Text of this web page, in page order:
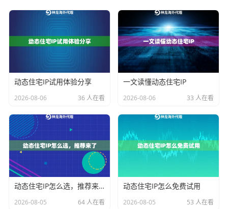
此类业务通常包括AI模型训练数据采集、大规模市场情
报监控、金融数据高频抓取等。其特点是任务周期长、
请求频率高、数据吞吐量大，对IP池的规模、纯净度和
量”的核心需求。专属资源池避免了公共池的拥挤，保证
了任务执行的稳定与高效，同时将成本控制在可预期的
范围内。
场景二：企业级多账号管理与全球化运营
典型用户如大型跨境电商企业（同时运营多个亚马逊店
铺）、海外广告代理公司（管理众多广告账户）、跨国
动态住宅IP试用体验分享
2026-08-06 36 人在看
一文读懂动态住宅IP
2026-08-06 33 人在看
动态住宅IP怎么选，推荐来了
2026-08-05 64 人在看
动态住宅IP怎么免费试用
2026-08-05 53 人在看